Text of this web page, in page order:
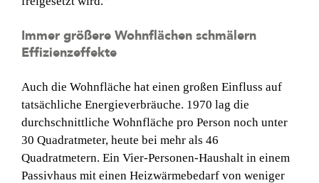
Immer größere Wohnflächen schmälern
Effizienzeffekte
Auch die Wohnfläche hat einen großen Einfluss auf
tatsächliche Energieverbräuche. 1970 lag die
durchschnittliche Wohnfläche pro Person noch unter
30 Quadratmeter, heute bei mehr als 46
Quadratmetern. Ein Vier-Personen-Haushalt in einem
Passivhaus mit einen Heizwärmebedarf von weniger